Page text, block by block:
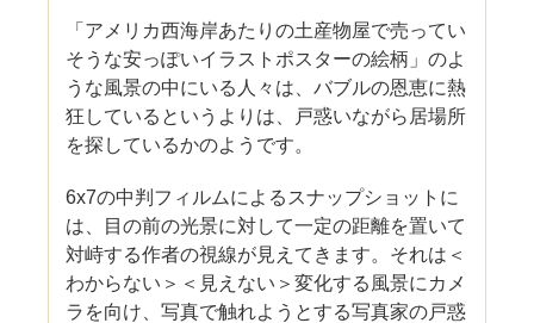
「アメリカ西海岸あたりの土産物屋で売ってい
そうな安っぽいイラストポスターの絵柄」のよ
うな風景の中にいる人々は、バブルの恩恵に熱
狂しているというよりは、戸惑いながら居場所
を探しているかのようです。
6x7の中判フィルムによるスナップショットに
は、目の前の光景に対して一定の距離を置いて
対峙する作者の視線が見えてきます。それは＜
わからない＞＜見えない＞変化する風景にカメ
ラを向け、写真で触れようとする写真家の戸惑